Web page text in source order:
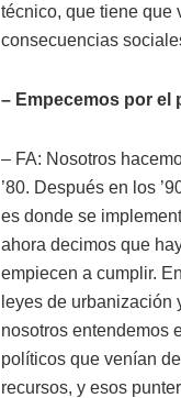
técnico, que tiene que
consecuencias
– Empecemos por
– FA: Nosotros
’80. Después en los
es donde se
ahora decimos que
empiecen a cumplir.
leyes de urbanización
nosotros entendemos
políticos que venían
recursos, y esos